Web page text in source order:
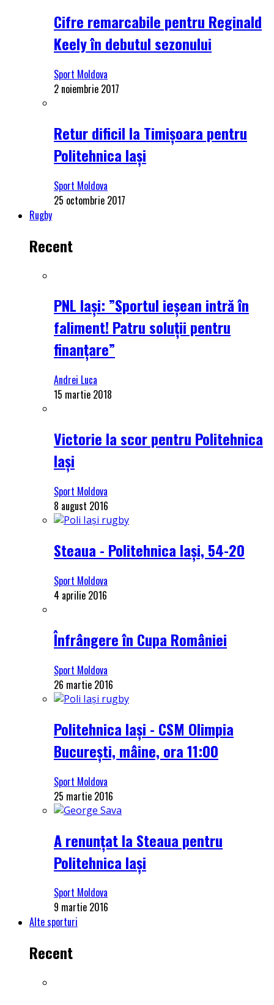
Cifre remarcabile pentru Reginald
Keely în debutul sezonului
Sport Moldova
2 noiembrie 2017
Retur dificil la Timișoara pentru
Politehnica Iași
Sport Moldova
25 octombrie 2017
Rugby
Recent
PNL Iași: ”Sportul ieșean intră în
faliment! Patru soluții pentru
finanțare”
Andrei Luca
15 martie 2018
Victorie la scor pentru Politehnica
Iași
Sport Moldova
8 august 2016
Steaua - Politehnica Iași, 54-20
Sport Moldova
4 aprilie 2016
Înfrângere în Cupa României
Sport Moldova
26 martie 2016
Politehnica Iași - CSM Olimpia
București, mâine, ora 11:00
Sport Moldova
25 martie 2016
A renunțat la Steaua pentru
Politehnica Iași
Sport Moldova
9 martie 2016
Alte sporturi
Recent